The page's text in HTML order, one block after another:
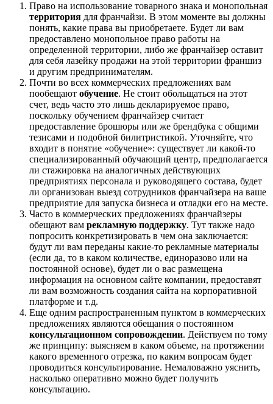
Право на использование товарного знака и монопольная
территория для франчайзи. В этом моменте вы должны
понять, какие права вы приобретаете. Будет ли вам
предоставлено монопольное право работы на
определенной территории, либо же франчайзер оставит
для себя лазейку продажи на этой территории франшиз
и другим предпринимателям.
Почти во всех коммерческих предложениях вам
пообещают обучение. Не стоит обольщаться на этот
счет, ведь часто это лишь декларируемое право,
поскольку обучением франчайзер считает
предоставление брошюры или же брендбука с общими
тезисами и подобной билитристикой. Уточняйте, что
входит в понятие «обучение»: существует ли какой-то
специализированный обучающий центр, предполагается
ли стажировка на аналогичных действующих
предприятиях персонала и руководящего состава, будет
ли организован выезд сотрудников франчайзера на ваше
предприятие для запуска бизнеса и отладки его на месте.
Часто в коммерческих предложениях франчайзеры
обещают вам рекламную поддержку. Тут также надо
попросить конкретизировать в чем она заключается:
будут ли вам переданы какие-то рекламные материалы
(если да, то в каком количестве, единоразово или на
постоянной основе), будет ли о вас размещена
информация на основном сайте компании, предоставят
ли вам возможность создания сайта на корпоративной
платформе и т.д.
Еще одним распространенным пунктом в коммерческих
предложениях являются обещания о постоянном
консультационном сопровождении. Действуем по тому
же принципу: выясняем в каком объеме, на протяжении
какого временного отрезка, по каким вопросам будет
проводиться консультирование. Немаловажно уяснить,
насколько оперативно можно будет получить
консультацию.